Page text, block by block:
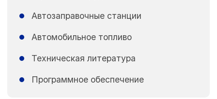
Автозаправочные станции
Автомобильное топливо
Техническая литература
Программное обеспечение